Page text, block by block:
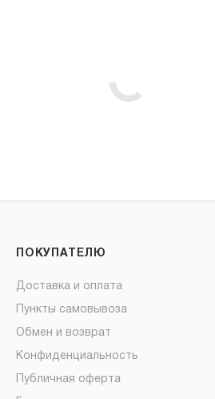
ПОКУПАТЕЛЮ
Доставка и оплата
Пункты самовывоза
Обмен и возврат
Конфиденциальность
Публичная оферта